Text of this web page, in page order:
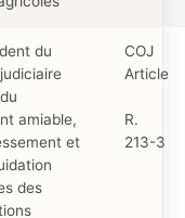
du
amiable,
et
des
COJ
Article
R.
213-3